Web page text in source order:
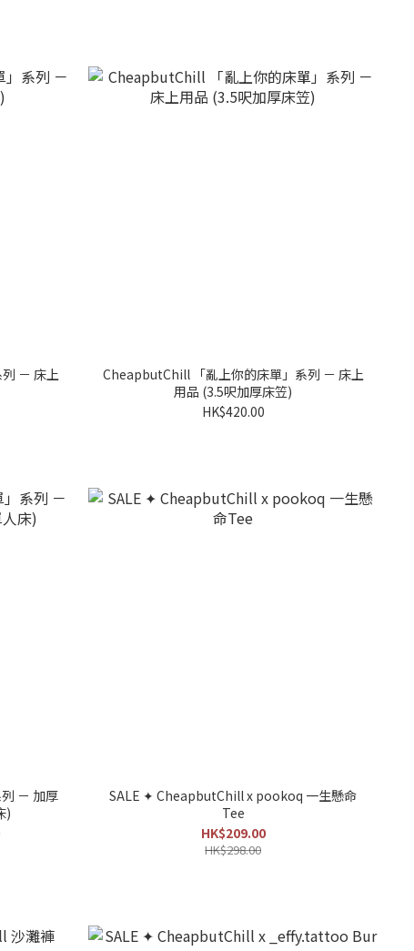
－ 床上
CheapbutChill 「亂上你的床單」系列 － 床上
用品 (3.5呎加厚床笠)
HK$420.00
－ 加厚
)
SALE ✦ CheapbutChill x pookoq 一生懸命
Tee
HK$209.00
HK$298.00